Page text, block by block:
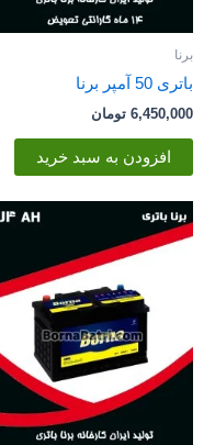
برنا
باتری 50 آمپر برنا
6,450,000 تومان
افزودن به سبد خرید